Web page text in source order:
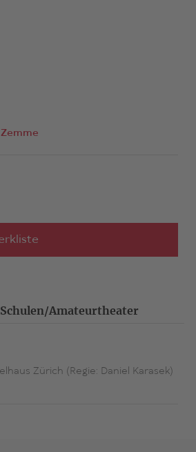
Schulen/Amateurtheater
Zürich (Regie: Daniel Karasek)